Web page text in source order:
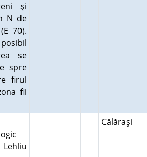
şi
N de
70).
se
spre
firul
fii
Călăraşi